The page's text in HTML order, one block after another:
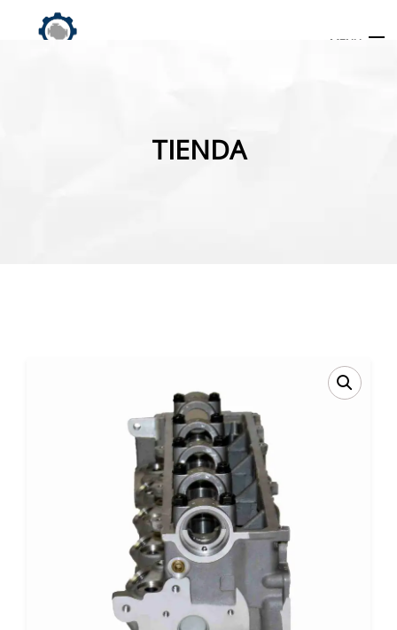
MENU
TIENDA